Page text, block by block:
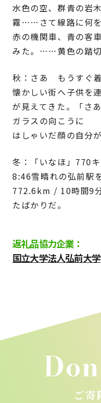
水色の空、群青の岩
霧……さて線路に何
赤の機関車、青の客
みた。……黄色の踏切
秋：さあ もうすぐ
懐かしい街へ子供を
が見えてきた。「さ
ガラスの向こうに
はしゃいだ顔の自分が
冬：「いなほ」770
8:46雪晴れの弘前
772.6km / 10時間9
たばかりだ。
返礼品協力企業：
国立大学法人弘前大学
ご寄